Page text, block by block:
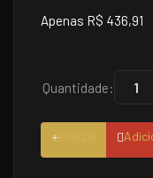
Apenas R$ 436,91
Quantidade: